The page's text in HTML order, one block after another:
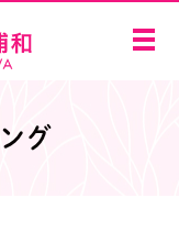
メ
グ